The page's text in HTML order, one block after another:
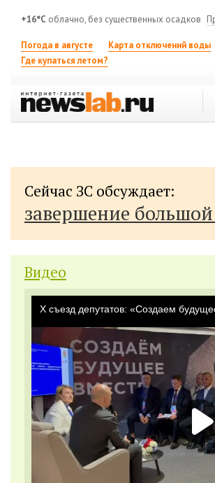
+16°C облачно, без существенных осадков
Погода в августе Карта отключений воды
Где купаться летом?
Сейчас ЗС обсуждает:
завершение
Видео